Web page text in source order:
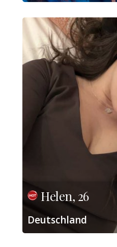
Helen, 26
Deutschland